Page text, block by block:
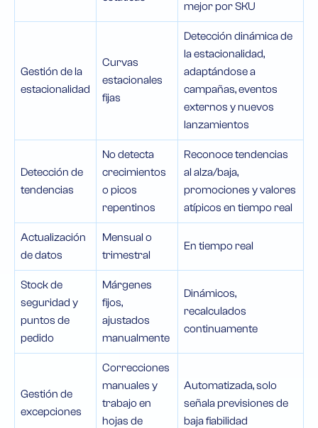
mejor por SKU
Gestión de la
estacionalidad
Curvas
estacionales
fijas
Detección dinámica de
la estacionalidad,
adaptándose a
campañas, eventos
externos y nuevos
lanzamientos
Detección de
tendencias
No detecta
crecimientos
o picos
repentinos
Reconoce tendencias
al alza/baja,
promociones y valores
atípicos en tiempo real
Actualización
de datos
Mensual o
trimestral
En tiempo real
Stock de
seguridad y
puntos de
pedido
Márgenes
fijos,
ajustados
manualmente
Dinámicos,
recalculados
continuamente
Gestión de
excepciones
Correcciones
manuales y
trabajo en
hojas de
Automatizada, solo
señala previsiones de
baja fiabilidad